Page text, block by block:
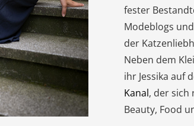
fester
Modeblogs
der
Neben dem
ihr Jessika auf
Kanal, der sich
Beauty, Food